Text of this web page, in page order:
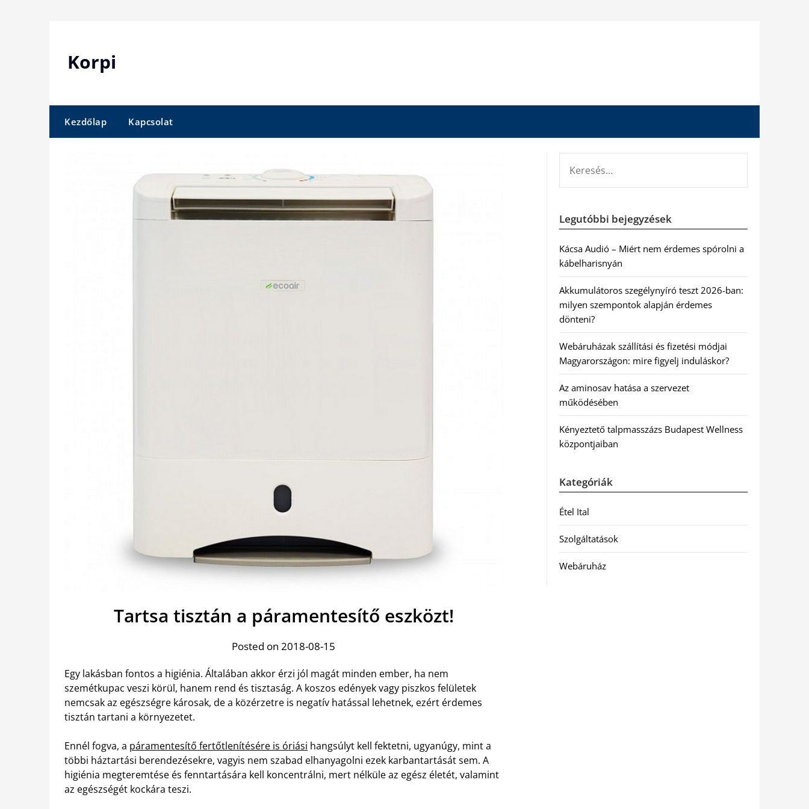
Korpi
Kezdőlap Kapcsolat
Tartsa tisztán a páramentesítő eszközt!
Posted on 2018-08-15
Egy lakásban fontos a higiénia. Általában akkor érzi jól magát minden ember, ha nem
szemétkupac veszi körül, hanem rend és tisztaság. A koszos edények vagy piszkos felületek
nemcsak az egészségre károsak, de a közérzetre is negatív hatással lehetnek, ezért érdemes
tisztán tartani a környezetet.
Ennél fogva, a páramentesítő fertőtlenítésére is óriási hangsúlyt kell fektetni, ugyanúgy, mint a
többi háztartási berendezésekre, vagyis nem szabad elhanyagolni ezek karbantartását sem. A
higiénia megteremtése és fenntartására kell koncentrálni, mert nélküle az egész életét, valamint
az egészségét kockára teszi.
Legutóbbi bejegyzések
Kácsa Audió – Miért nem érdemes spórolni a
kábelharisnyán
Akkumulátoros szegélynyíró teszt 2026-ban:
milyen szempontok alapján érdemes
dönteni?
Webáruházak szállítási és fizetési módjai
Magyarországon: mire figyelj induláskor?
Az aminosav hatása a szervezet
működésében
Kényeztető talpmasszázs Budapest Wellness
központjaiban
Kategóriák
Étel Ital
Szolgáltatások
Webáruház